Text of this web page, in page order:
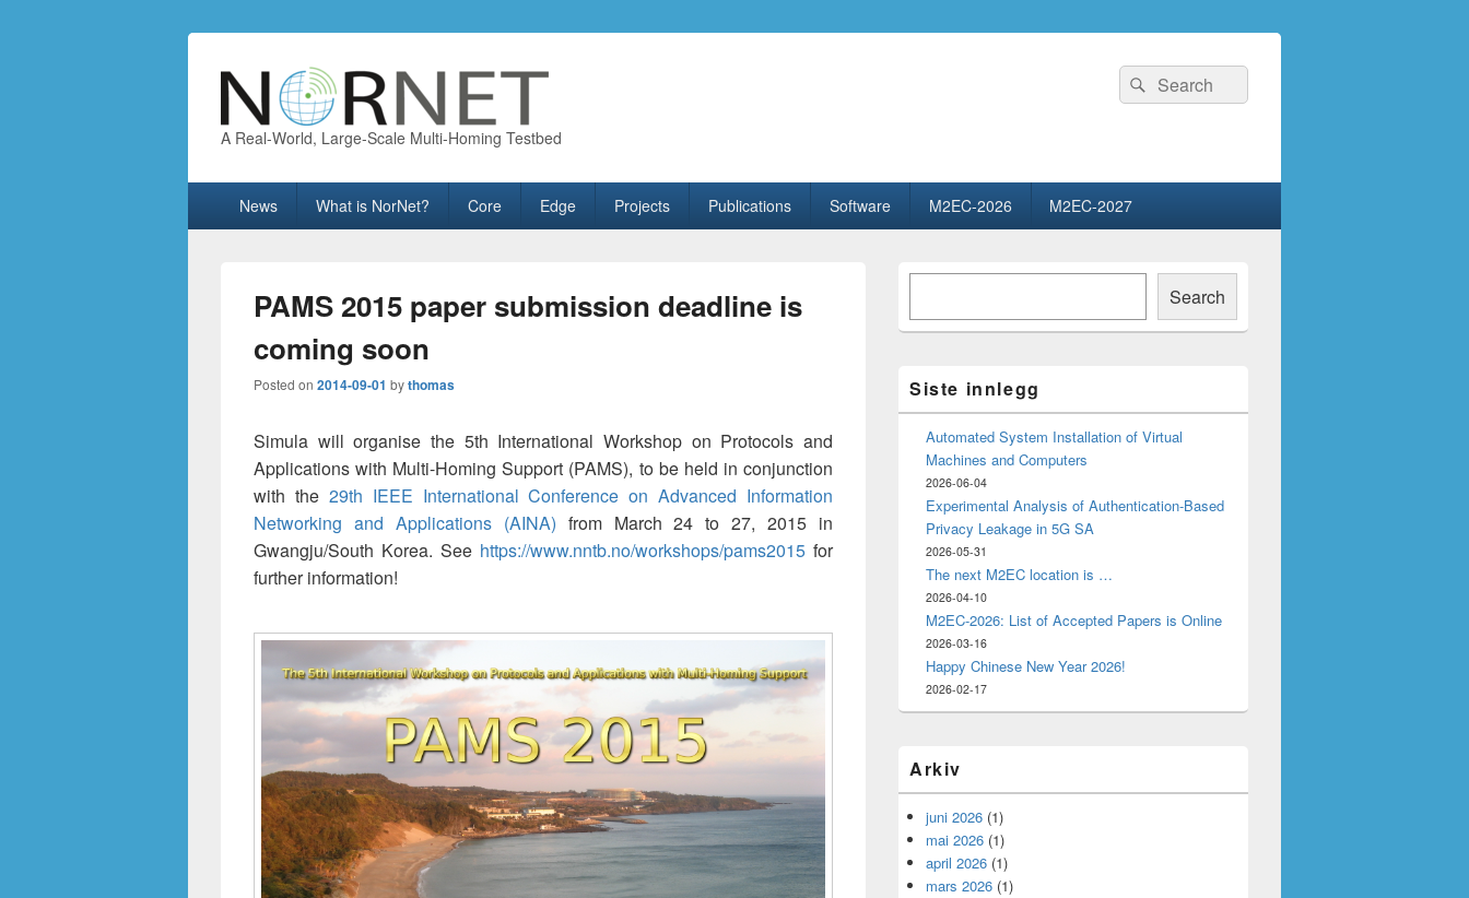
A Real-World, Large-Scale Multi-Homing Testbed
Search
for:
Search
News What is NorNet? Core Edge Projects Publications Software M2EC-2026 M2EC-2027
PAMS 2015 paper submission deadline is
coming soon
Posted on 2014-09-01 bythomas
Simula will organise the 5th International Workshop on Protocols and
Applications with Multi-Homing Support (PAMS), to be held in conjunction
with the29th IEEE International Conference on Advanced Information
Networking and Applications (AINA) from March 24 to 27, 2015 in
Gwangju/South Korea. See https://www.nntb.no/workshops/pams2015 for
further information!
Primary
Area
Search
Siste innlegg
Automated System Installation of Virtual
Machines and Computers
2026-06-04
Experimental Analysis of Authentication-Based
Privacy Leakage in 5G SA
2026-05-31
The next M2EC location is …
2026-04-10
M2EC-2026: List of Accepted Papers is Online
2026-03-16
Happy Chinese New Year 2026!
2026-02-17
Arkiv
juni 2026 (1)
mai 2026 (1)
april 2026 (1)
mars 2026 (1)